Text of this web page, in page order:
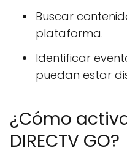
Buscar
plataforma.
Identificar
puedan estar
¿Cómo
DIRECTV GO?